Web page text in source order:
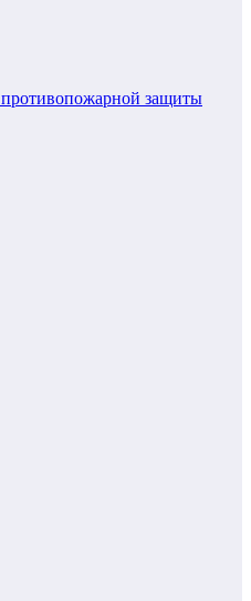
противопожарной защиты